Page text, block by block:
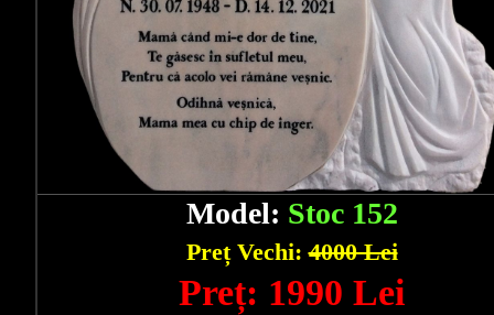
Model: Stoc 152
Preț Vechi:4000 Lei
Preț: 1990 Lei